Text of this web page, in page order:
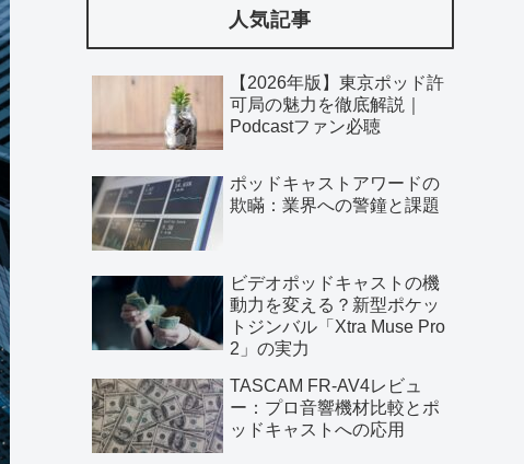
人気記事
【2026年版】東京ポッド許
可局の魅力を徹底解説｜
Podcastファン必聴
ポッドキャストアワードの
欺瞞：業界への警鐘と課題
ビデオポッドキャストの機
動力を変える？新型ポケッ
トジンバル「Xtra Muse Pro
2」の実力
TASCAM FR-AV4レビュ
ー：プロ音響機材比較とポ
ッドキャストへの応用